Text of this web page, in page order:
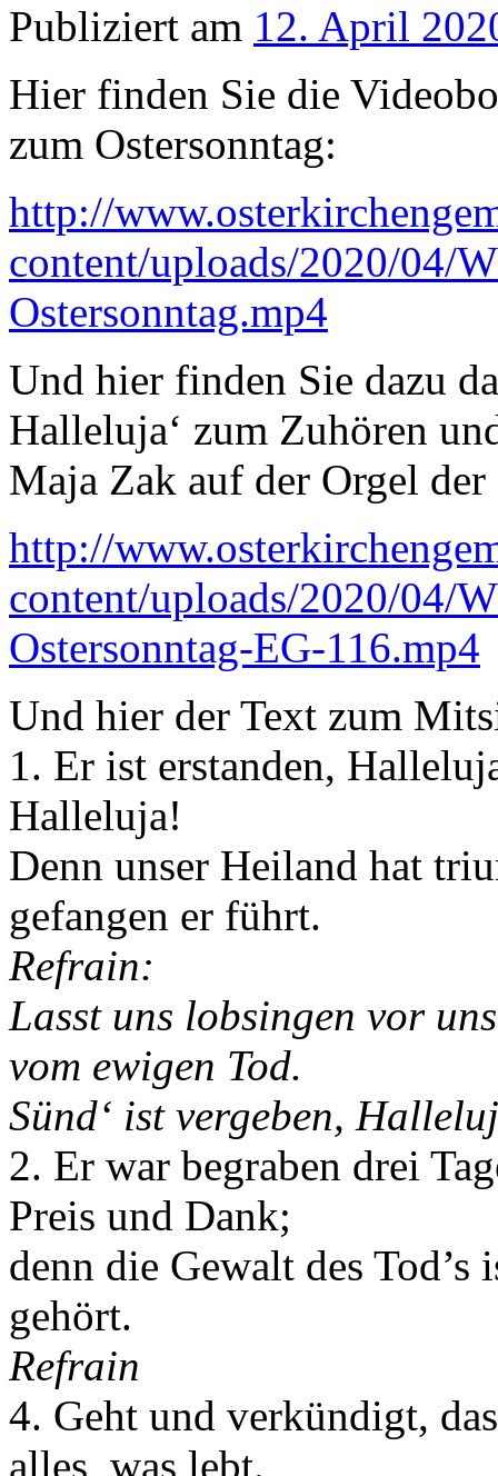
Publiziert am 12. April
Hier finden Sie die
zum Ostersonntag:
http://
content/uploads/2020/04/
Ostersonntag.mp4
Und hier finden Sie dazu
Halleluja‘ zum Zuhören
Maja Zak auf der Orgel
http://
content/uploads/2020/04/
Ostersonntag-EG-116.mp4
Und hier der Text zum
1. Er ist erstanden,
Halleluja!
Denn unser Heiland hat
gefangen er führt.
Refrain:
Lasst uns lobsingen vor
vom ewigen Tod.
Sünd‘ ist vergeben,
2. Er war begraben drei
Preis und Dank;
denn die Gewalt des
gehört.
Refrain
4. Geht und verkündigt,
alles, was lebt.